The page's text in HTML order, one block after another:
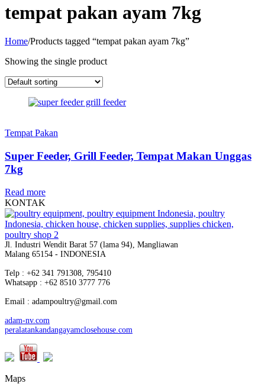
tempat pakan ayam 7kg
Home/Products tagged “tempat pakan ayam 7kg”
Showing the single product
Tempat Pakan
Super Feeder, Grill Feeder, Tempat Makan Unggas
7kg
Read more
KONTAK
Jl. Industri Wendit Barat 57 (lama 94), Mangliawan
Malang 65154 - INDONESIA
Telp : +62 341 791308, 795410
Whatsapp : +62 8510 3777 776
Email : adampoultry@gmail.com
adam-nv.com
peralatankandangayamclosehouse.com
Maps